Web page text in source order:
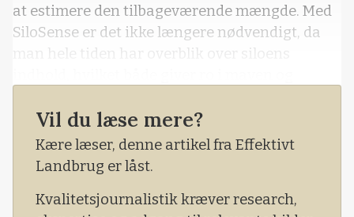
at estimere den tilbageværende mængde. Med
SiloSense er det ikke længere nødvendigt, da
man hele tiden har overblik over siloens
omkostningsbesparelser til følge.
Vil du læse mere?
Kære læser, denne artikel fra Effektivt
Landbrug er låst.
Kvalitetsjournalistik kræver research,